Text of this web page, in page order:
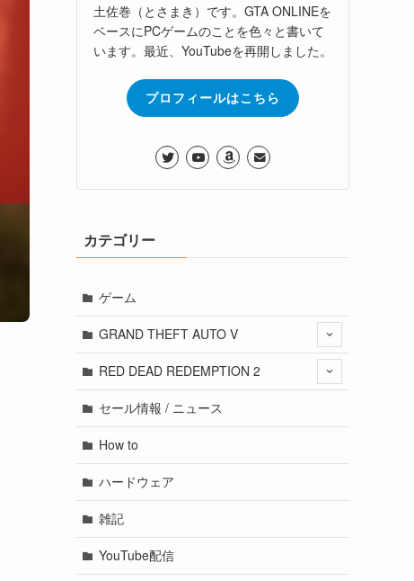
土佐巻（とさまき）です。GTA ONLINEを
ベースにPCゲームのことを色々と書いて
います。最近、YouTubeを再開しました。
プロフィールはこちら
カテゴリー
ゲーム
GRAND THEFT AUTO V
RED DEAD REDEMPTION 2
セール情報 / ニュース
How to
ハードウェア
雑記
YouTube配信